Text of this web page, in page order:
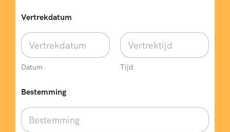
e
e
f
o
o
n
u
m
m
e
Vertrekdatum
Datum Tijd
Bestemming